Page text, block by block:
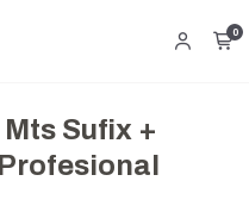
0
Sufix +